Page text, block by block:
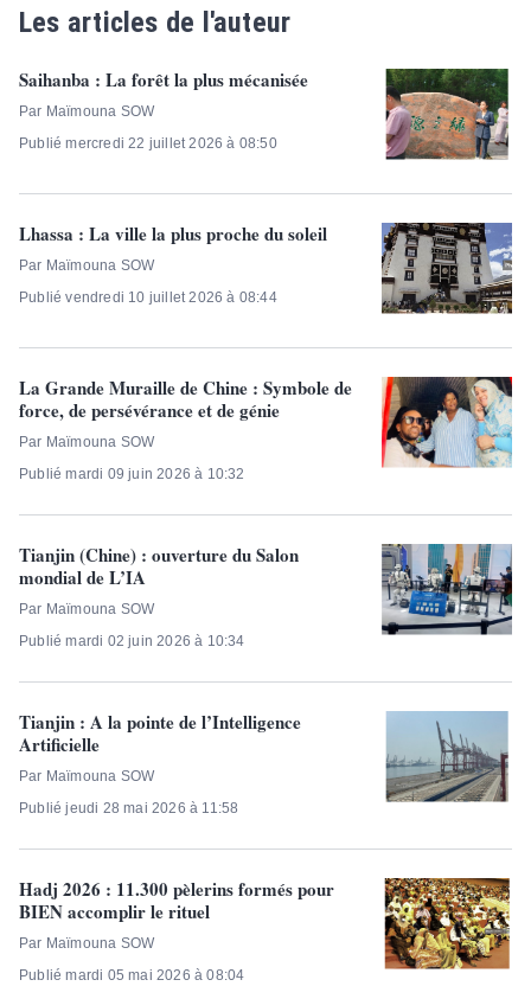
Les articles de l'auteur
Saihanba : La forêt la plus mécanisée
Par Maïmouna SOW
Publié mercredi 22 juillet 2026 à 08:50
Lhassa : La ville la plus proche du soleil
Par Maïmouna SOW
Publié vendredi 10 juillet 2026 à 08:44
La Grande Muraille de Chine : Symbole de
force, de persévérance et de génie
Par Maïmouna SOW
Publié mardi 09 juin 2026 à 10:32
Tianjin (Chine) : ouverture du Salon
mondial de L’IA
Par Maïmouna SOW
Publié mardi 02 juin 2026 à 10:34
Tianjin : A la pointe de l’Intelligence
Artificielle
Par Maïmouna SOW
Publié jeudi 28 mai 2026 à 11:58
Hadj 2026 : 11.300 pèlerins formés pour
BIEN accomplir le rituel
Par Maïmouna SOW
Publié mardi 05 mai 2026 à 08:04